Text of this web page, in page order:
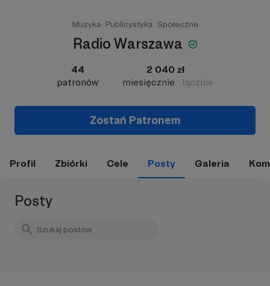
Muzyka Publicystyka Społeczne
Radio Warszawa
44
patronów
2 040 zł
miesięcznie
łącznie
Zostań Patronem
Profil Zbiórki Cele Posty Galeria
Posty